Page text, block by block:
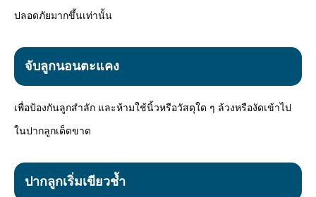
ปลอดภัยมากขึ้นเท่านั้น
จับลูกนอนตะแคง
เพื่อป้องกันลูกสำลัก และห้ามใช้นิ้วหรือวัสดุใด ๆ ล้วงหรืองัดเข้าไป
ในปากลูกเด็ดขาด
ปากลูกเริ่มเขียวช้ำ